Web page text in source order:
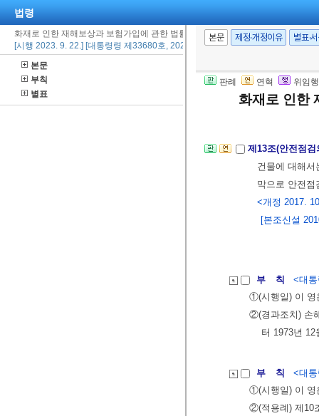
법령
화재로 인한 재해보상과 보험가입에 관한 법률 시행령
[시행 2023. 9. 22.] [대통령령 제33680호, 2023. 8. 22., 일부개정]
본문
부칙
별표
본문 제정·개정이유 별표·
판례 연혁 위임
화재로 인한
다.
안전점검 일
때에는 연장
[본조신설
제13조(안전점
건물에 대해
막으로 안전
<개정 2017.
[본조신설
부 칙
<대
①(시행일) 이 영
②(경과조치) 손
터 1973년
부 칙
<대
①(시행일) 이 영
②(적용례) 제10